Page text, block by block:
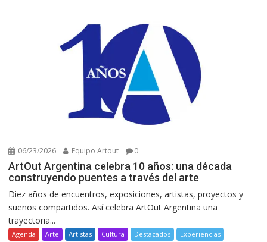
06/23/2026 Equipo Artout 0
ArtOut Argentina celebra 10 años: una década
construyendo puentes a través del arte
Diez años de encuentros, exposiciones, artistas, proyectos y
sueños compartidos. Así celebra ArtOut Argentina una
trayectoria...
Agenda Arte Artistas Cultura Destacados
Experiencias